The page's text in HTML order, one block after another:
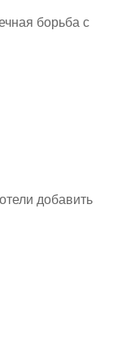
борьба с
добавить